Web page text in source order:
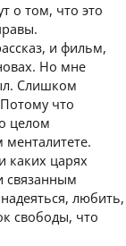
о том, что это
и фильм,
Но мне
Слишком
что
целом
каких царях
связанным
любить,
свободы, что